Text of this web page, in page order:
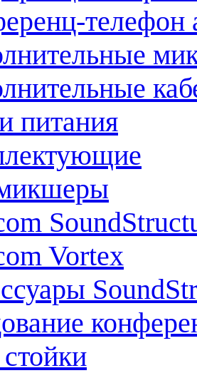
телефон
питания
Vortex